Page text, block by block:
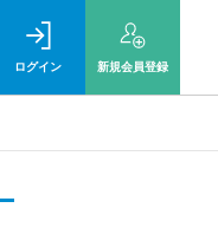
ログイン 新規会員登録